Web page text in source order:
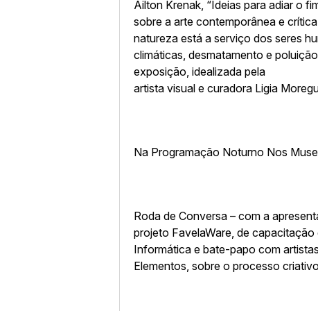
Ailton Krenak, “Ideias para adiar o
sobre a arte contemporânea e
natureza está a serviço dos seres
climáticas, desmatamento e
exposição, idealizada pela
artista visual e curadora Ligia
Na Programação Noturno Nos
Roda de Conversa – com a
projeto FavelaWare, de
Informática e bate-papo com
Elementos, sobre o processo